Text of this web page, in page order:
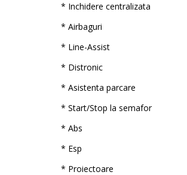
* Inchidere centralizata
* Airbaguri
* Line-Assist
* Distronic
* Asistenta parcare
* Start/Stop la semafor
* Abs
* Esp
* Proiectoare